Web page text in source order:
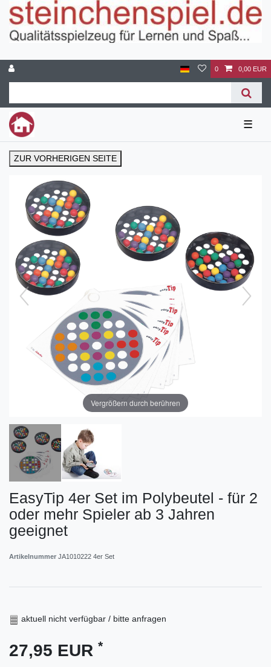
0 0,00 EUR
☰
ZUR VORHERIGEN SEITE
Vergrößern durch berühren
EasyTip 4er Set im Polybeutel - für 2
oder mehr Spieler ab 3 Jahren
geeignet
Artikelnummer JA1010222 4er Set
aktuell nicht verfügbar / bitte anfragen
27,95 EUR *